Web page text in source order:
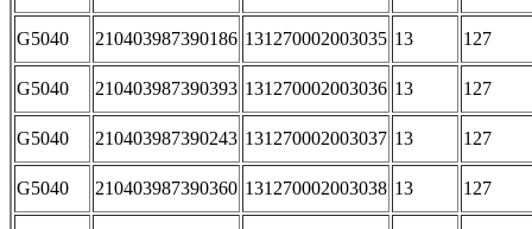
G5040 210403987390186 131270002003035 13 127
G5040 210403987390393 131270002003036 13 127
G5040 210403987390243 131270002003037 13 127
G5040 210403987390360 131270002003038 13 127